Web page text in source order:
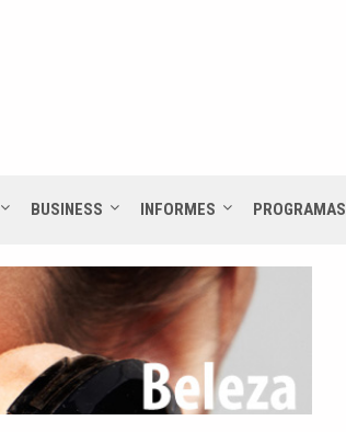
BUSINESS INFORMES PROGRAMAS